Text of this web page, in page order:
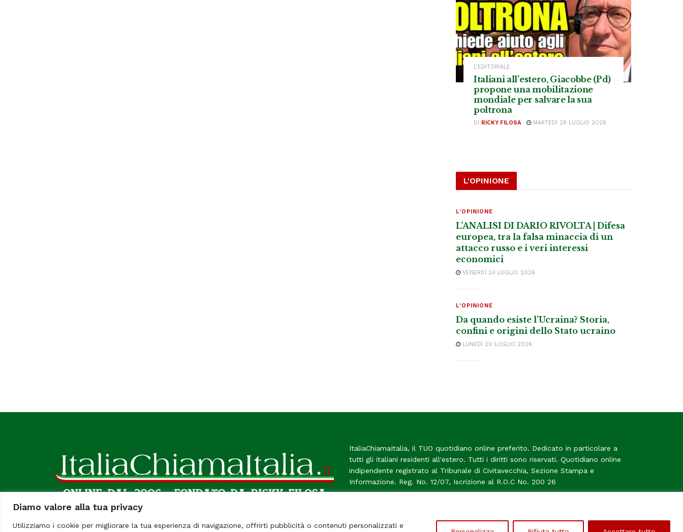
Diamo valore alla tua privacy
Utilizziamo i cookie per migliorare la tua esperienza di navigazione, offrirti pubblicità o contenuti personalizzati e
L’EDITORIALE
Italiani all’estero, Giacobbe (Pd)
propone una mobilitazione
mondiale per salvare la sua
poltrona
DI RICKY FILOSA MARTEDÌ 28 LUGLIO 2026
L'OPINIONE
L'OPINIONE
L’ANALISI DI DARIO RIVOLTA | Difesa
europea, tra la falsa minaccia di un
attacco russo e i veri interessi
economici
VENERDÌ 24 LUGLIO 2026
L'OPINIONE
Da quando esiste l’Ucraina? Storia,
confini e origini dello Stato ucraino
LUNEDÌ 20 LUGLIO 2026
ItaliaChiamaItalia, il TUO quotidiano online preferito. Dedicato in particolare a
tutti gli italiani residenti all'estero. Tutti i diritti sono riservati. Quotidiano online
indipendente registrato al Tribunale di Civitavecchia, Sezione Stampa e
Informazione. Reg. No. 12/07, Iscrizione al R.O.C No. 200 26